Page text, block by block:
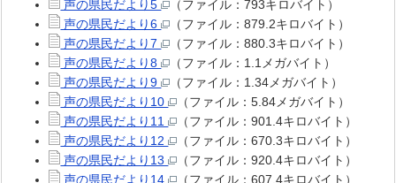
声の県民だより5
（ファイル：793キロバイト）
声の県民だより6
（ファイル：879.2キロバイト）
声の県民だより7
（ファイル：880.3キロバイト）
声の県民だより8
（ファイル：1.1メガバイト）
声の県民だより9
（ファイル：1.34メガバイト）
声の県民だより10
（ファイル：5.84メガバイト）
声の県民だより11
（ファイル：901.4キロバイト）
声の県民だより12
（ファイル：670.3キロバイト）
声の県民だより13
（ファイル：920.4キロバイト）
声の県民だより14
（ファイル：607.4キロバイト）